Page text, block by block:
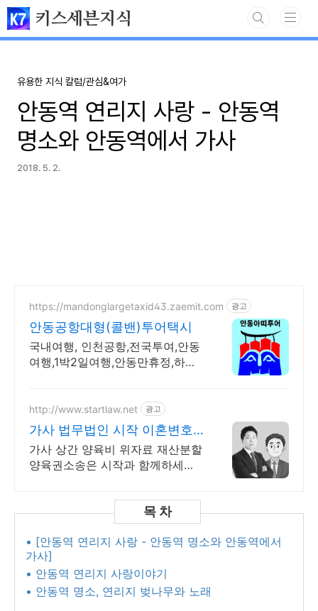
본문 바로가기
키스세븐지식
유용한 지식 칼럼/관심&여가
안동역 연리지 사랑 - 안동역
명소와 안동역에서 가사
2018. 5. 2.
https://mandonglargetaxid43.zaemit.com 광고
안동공항대형(콜밴)투어택시
국내여행, 인천공항,전국투여,안동
여행,1박2일여행,안동만휴정,하회
http://www.startlaw.net 광고
가사 법무법인 시작 이혼변호
사 24시간 비밀상담
가사 상간 양육비 위자료 재산분할
양육권소송은 시작과 함께하세요
• [안동역 연리지 사랑 - 안동역 명소와 안동역에서
가사]
• 안동역 연리지 사랑이야기
• 안동역 명소, 연리지 벚나무와 노래